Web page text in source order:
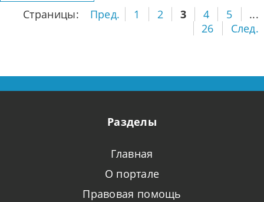
Страницы: Пред. 1 2 3 4 5
...
26
След.
Разделы
Главная
О портале
Правовая помощь